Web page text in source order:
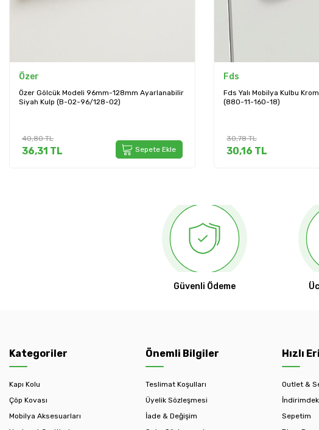
Fds
Fds Yalı Mobilya Kulbu Krom Renk 160mm Kulp
(880-11-160-18)
30,78TL
30,16 TL Sepete Ekle
Bayraktar
Bayraktar 04 Modeli Siyah
320-02E)
102,96TL
95,75 TL
Güvenli Ödeme
Kategoriler
Kapı Kolu
Çöp Kovası
Mobilya Aksesuarları
Önemli Bilgiler
Teslimat Koşulları
Üyelik Sözleşmesi
İade & Değişim
Hızlı
Outlet &
Sepetim